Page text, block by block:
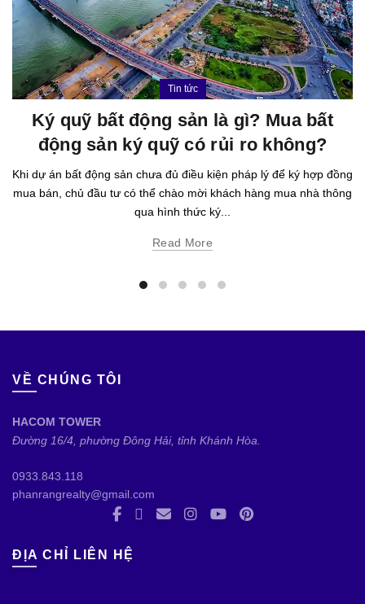
Tin tức
Ký quỹ bất động sản là gì? Mua bất
động sản ký quỹ có rủi ro không?
Khi dự án bất động sản chưa đủ điều kiện pháp lý để ký hợp đồng
mua bán, chủ đầu tư có thể chào mời khách hàng mua nhà thông
qua hình thức ký...
Read More
VỀ CHÚNG TÔI
HACOM TOWER
Đường 16/4, phường Đông Hải, tỉnh Khánh Hòa.
0933.843.118
phanrangrealty@gmail.com
ĐỊA CHỈ LIÊN HỆ